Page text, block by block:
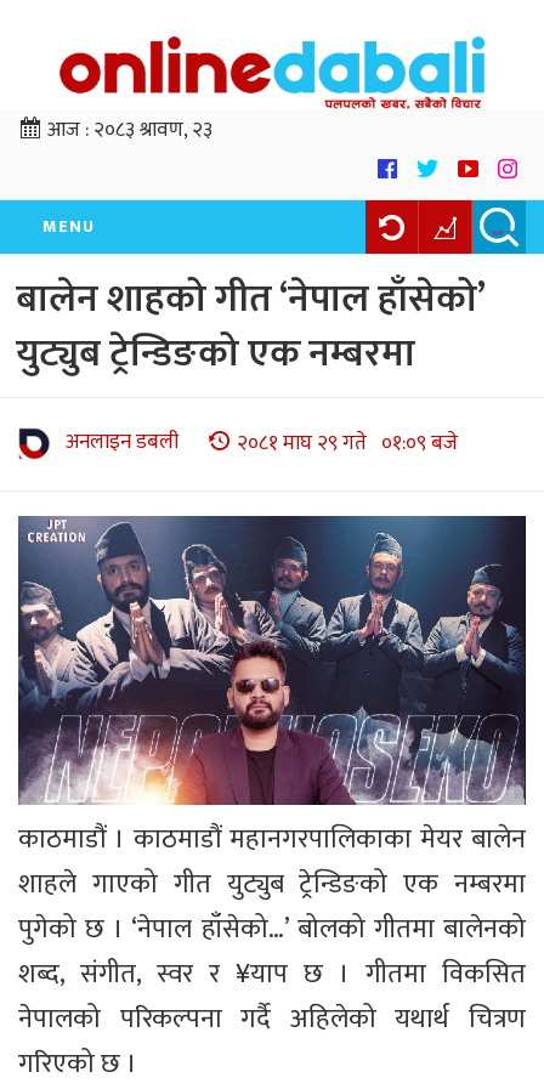
आज :२०८३ श्रावण, २३
MENU
बालेन शाहको गीत ‘नेपाल हाँसेको’
युट्युब ट्रेन्डिङको एक नम्बरमा
अनलाइन डबली २०८१ माघ २९ गते ०१:०९ बजे
काठमाडौं । काठमाडौं महानगरपालिकाका मेयर बालेन
शाहले गाएको गीत युट्युब ट्रेन्डिङको एक नम्बरमा
पुगेको छ । ‘नेपाल हाँसेको…’ बोलको गीतमा बालेनको
शब्द, संगीत, स्वर र ¥याप छ । गीतमा विकसित
नेपालको परिकल्पना गर्दै अहिलेको यथार्थ चित्रण
गरिएको छ ।